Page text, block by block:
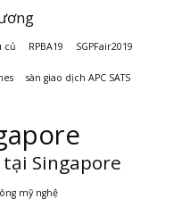
củ RPBA19 SGPFair2019
sàn giao dịch APC SATS
Singapore
mỹ nghệ